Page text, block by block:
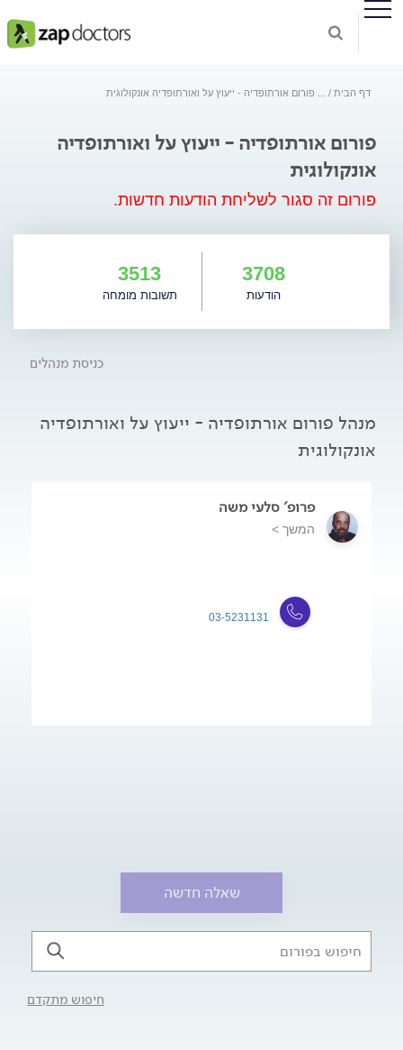
דף הבית פורום אורתופדיה - ייעוץ על ואורתופדיה אונקולוגית
פורום אורתופדיה - ייעוץ על ואורתופדיה
אונקולוגית
פורום זה סגור לשליחת הודעות חדשות.
3708
הודעות
3513
תשובות מומחה
כניסת מנהלים
מנהל פורום אורתופדיה - ייעוץ על ואורתופדיה
אונקולוגית
פרופ' סלעי משה
המשך >
03-5231131
שאלה חדשה
חיפוש מתקדם